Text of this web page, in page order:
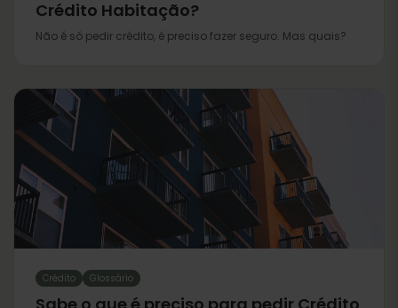
Crédito Habitação?
Não é só pedir crédito, é preciso fazer seguro. Mas quais?
Crédito Glossário